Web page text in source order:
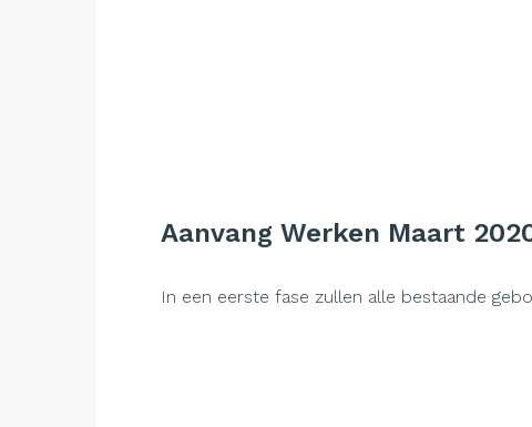
Aanvang Werken Maart
In een eerste fase zullen alle bestaande